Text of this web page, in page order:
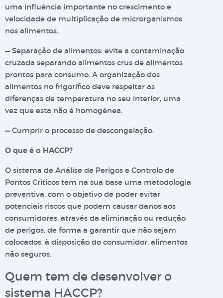
uma influência importante no crescimento e
velocidade de multiplicação de microrganismos
nos alimentos.
— Separação de alimentos: evite a contaminação
cruzada separando alimentos crus de alimentos
prontos para consumo. A organização dos
alimentos no frigorífico deve respeitar as
diferenças de temperatura no seu interior, uma
vez que esta não é homogénea.
— Cumprir o processo de descongelação.
O que é o HACCP?
O sistema de Análise de Perigos e Controlo de
Pontos Críticos tem na sua base uma metodologia
preventiva, com o objetivo de poder evitar
potenciais riscos que podem causar danos aos
consumidores, através da eliminação ou redução
de perigos, de forma a garantir que não sejam
colocados, à disposição do consumidor, alimentos
não seguros.
Quem tem de desenvolver o
sistema HACCP?